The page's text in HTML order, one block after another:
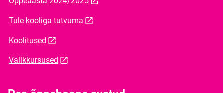
Tule kooliga tutvuma
Koolitused
Valikkursused